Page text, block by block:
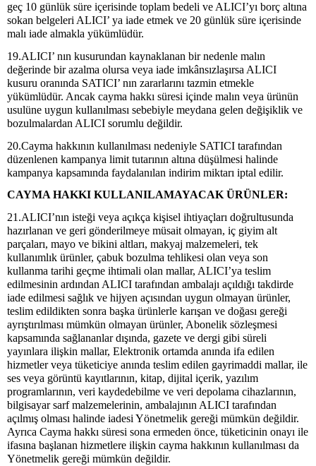
geç 10 günlük süre içerisinde toplam bedeli ve ALICI’yı borç altına
sokan belgeleri ALICI’ ya iade etmek ve 20 günlük süre içerisinde
malı iade almakla yükümlüdür.
19.ALICI’ nın kusurundan kaynaklanan bir nedenle malın
değerinde bir azalma olursa veya iade imkânsızlaşırsa ALICI
kusuru oranında SATICI’ nın zararlarını tazmin etmekle
yükümlüdür. Ancak cayma hakkı süresi içinde malın veya ürünün
usulüne uygun kullanılması sebebiyle meydana gelen değişiklik ve
bozulmalardan ALICI sorumlu değildir.
20.Cayma hakkının kullanılması nedeniyle SATICI tarafından
düzenlenen kampanya limit tutarının altına düşülmesi halinde
kampanya kapsamında faydalanılan indirim miktarı iptal edilir.
CAYMA HAKKI KULLANILAMAYACAK ÜRÜNLER:
21.ALICI’nın isteği veya açıkça kişisel ihtiyaçları doğrultusunda
hazırlanan ve geri gönderilmeye müsait olmayan, iç giyim alt
parçaları, mayo ve bikini altları, makyaj malzemeleri, tek
kullanımlık ürünler, çabuk bozulma tehlikesi olan veya son
kullanma tarihi geçme ihtimali olan mallar, ALICI’ya teslim
edilmesinin ardından ALICI tarafından ambalajı açıldığı takdirde
iade edilmesi sağlık ve hijyen açısından uygun olmayan ürünler,
teslim edildikten sonra başka ürünlerle karışan ve doğası gereği
ayrıştırılması mümkün olmayan ürünler, Abonelik sözleşmesi
kapsamında sağlananlar dışında, gazete ve dergi gibi süreli
yayınlara ilişkin mallar, Elektronik ortamda anında ifa edilen
hizmetler veya tüketiciye anında teslim edilen gayrimaddi mallar, ile
ses veya görüntü kayıtlarının, kitap, dijital içerik, yazılım
programlarının, veri kaydedebilme ve veri depolama cihazlarının,
bilgisayar sarf malzemelerinin, ambalajının ALICI tarafından
açılmış olması halinde iadesi Yönetmelik gereği mümkün değildir.
Ayrıca Cayma hakkı süresi sona ermeden önce, tüketicinin onayı ile
ifasına başlanan hizmetlere ilişkin cayma hakkının kullanılması da
Yönetmelik gereği mümkün değildir.